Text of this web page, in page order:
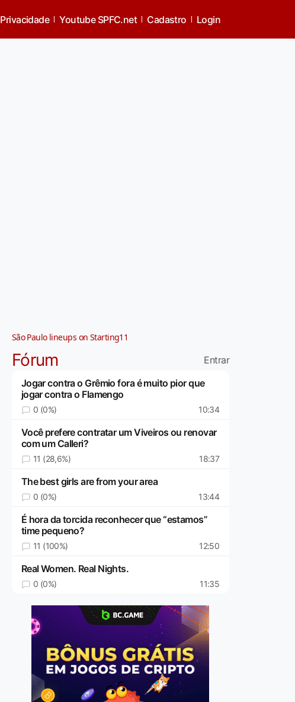
Privacidade Youtube SPFC.net Cadastro Login
São Paulo lineups on Starting11
Fórum
Entrar
Jogar contra o Grêmio fora é muito pior que
jogar contra o Flamengo
0 (0%) 10:34
Você prefere contratar um Viveiros ou renovar
com um Calleri?
11 (28,6%) 18:37
The best girls are from your area
0 (0%) 13:44
É hora da torcida reconhecer que “estamos”
time pequeno?
11 (100%) 12:50
Real Women. Real Nights.
0 (0%) 11:35